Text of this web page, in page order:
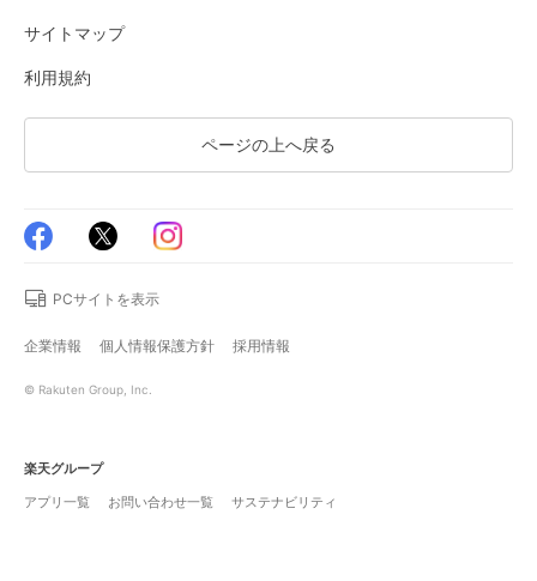
サイトマップ
利用規約
ページの上へ戻る
PCサイトを表示
企業情報 個人情報保護方針 採用情報
© Rakuten Group, Inc.
楽天グループ
アプリ一覧
お問い合わせ一覧 サステナビリティ